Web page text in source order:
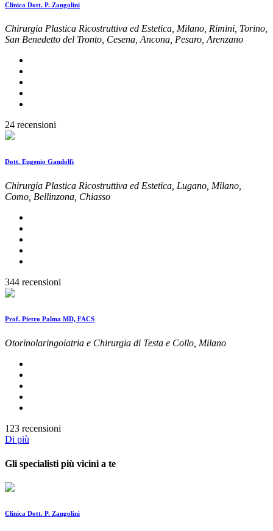
Clinica Dott. P. Zangolini
Chirurgia Plastica Ricostruttiva ed Estetica, Milano, Rimini, Torino,
San Benedetto del Tronto, Cesena, Ancona, Pesaro, Arenzano
24 recensioni
Dott. Eugenio Gandolfi
Chirurgia Plastica Ricostruttiva ed Estetica, Lugano, Milano,
Como, Bellinzona, Chiasso
344 recensioni
Prof. Pietro Palma MD, FACS
Otorinolaringoiatria e Chirurgia di Testa e Collo, Milano
123 recensioni
Di più
Gli specialisti più vicini a te
Clinica Dott. P. Zangolini